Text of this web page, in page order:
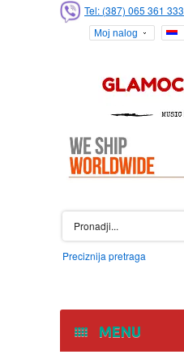
Tel: (387) 065 361 333
Moj nalog
Preciznija pretraga
MENU